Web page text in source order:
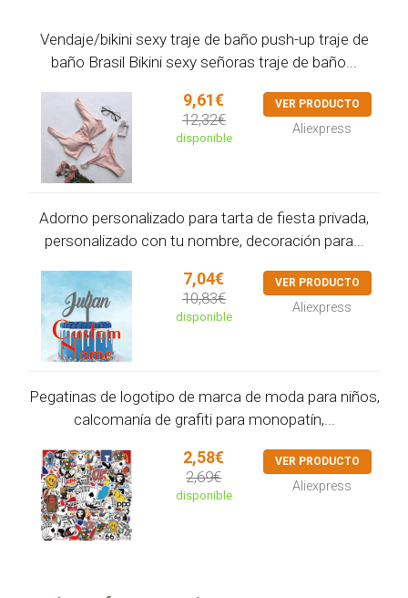
Vendaje/bikini sexy traje de baño push-up traje de
baño Brasil Bikini sexy señoras traje de baño...
9,61€
12,32€
disponible
VER PRODUCTO
Aliexpress
Adorno personalizado para tarta de fiesta privada,
personalizado con tu nombre, decoración para...
7,04€
10,83€
disponible
VER PRODUCTO
Aliexpress
Pegatinas de logotipo de marca de moda para niños,
calcomanía de grafiti para monopatín,...
2,58€
2,69€
disponible
VER PRODUCTO
Aliexpress